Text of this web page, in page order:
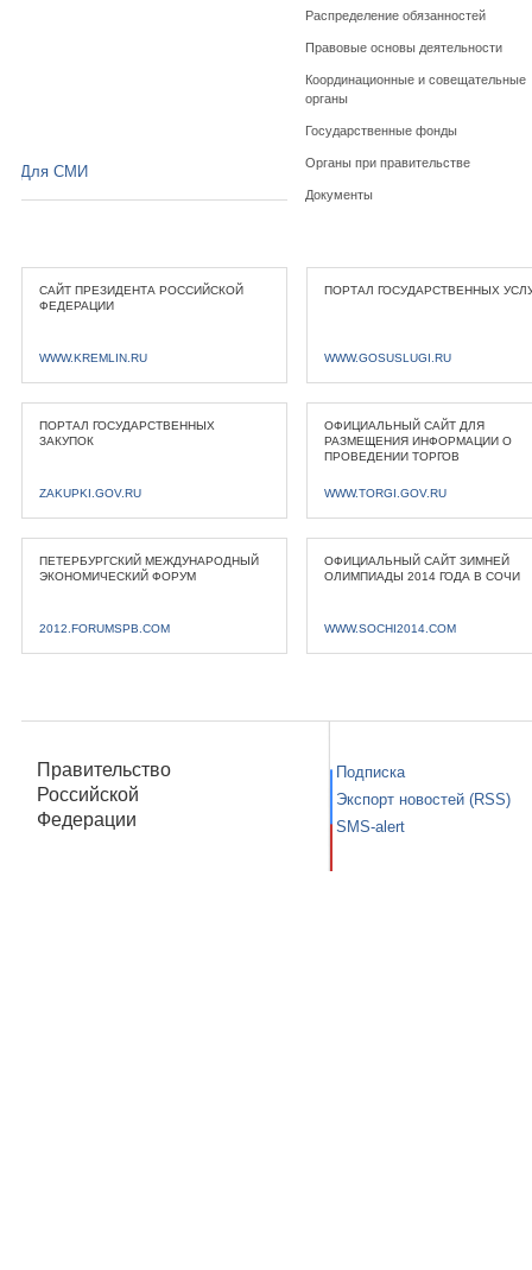
Распределение обязанностей
Правовые основы деятельности
Координационные и совещательные
органы
Государственные фонды
Органы при правительстве
Документы
Для СМИ
САЙТ ПРЕЗИДЕНТА РОССИЙСКОЙ
ФЕДЕРАЦИИ
WWW.KREMLIN.RU
ПОРТАЛ ГОСУДАРСТВЕННЫХ
WWW.GOSUSLUGI.RU
ПОРТАЛ ГОСУДАРСТВЕННЫХ
ЗАКУПОК
ZAKUPKI.GOV.RU
ОФИЦИАЛЬНЫЙ САЙТ ДЛЯ
РАЗМЕЩЕНИЯ ИНФОРМАЦИИ О
ПРОВЕДЕНИИ ТОРГОВ
WWW.TORGI.GOV.RU
ПЕТЕРБУРГСКИЙ МЕЖДУНАРОДНЫЙ
ЭКОНОМИЧЕСКИЙ ФОРУМ
2012.FORUMSPB.COM
ОФИЦИАЛЬНЫЙ САЙТ ЗИМНЕЙ
ОЛИМПИАДЫ 2014 ГОДА В СОЧИ
WWW.SOCHI2014.COM
Правительство
Российской
Федерации
Подписка
Экспорт новостей (RSS)
SMS-alert